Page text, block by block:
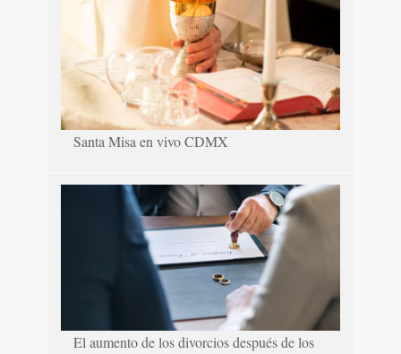
Santa Misa en vivo CDMX
El aumento de los divorcios después de los